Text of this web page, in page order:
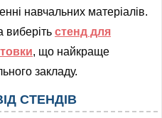
навчальних матеріалів.
виберіть стенд для
, що найкраще
закладу.
СТЕНДІВ